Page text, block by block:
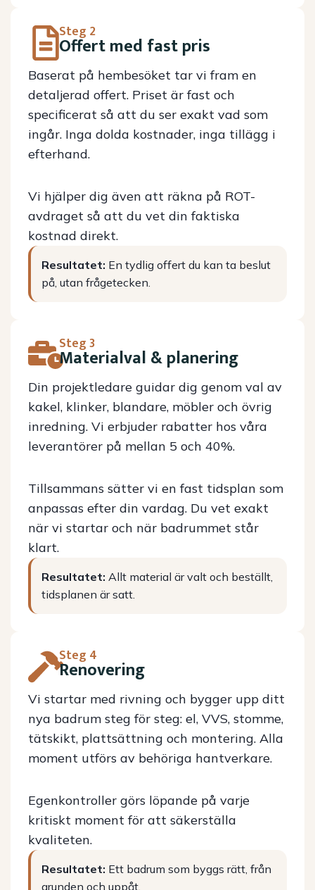
Steg 2
Offert med fast pris
Baserat på hembesöket tar vi fram en
detaljerad offert. Priset är fast och
specificerat så att du ser exakt vad som
ingår. Inga dolda kostnader, inga tillägg i
efterhand.
Vi hjälper dig även att räkna på ROT-
avdraget så att du vet din faktiska
kostnad direkt.
Resultatet: En tydlig offert du kan ta beslut
på, utan frågetecken.
Steg 3
Materialval & planering
Din projektledare guidar dig genom val av
kakel, klinker, blandare, möbler och övrig
inredning. Vi erbjuder rabatter hos våra
leverantörer på mellan 5 och 40%.
Tillsammans sätter vi en fast tidsplan som
anpassas efter din vardag. Du vet exakt
när vi startar och när badrummet står
klart.
Resultatet: Allt material är valt och beställt,
tidsplanen är satt.
Steg 4
Renovering
Vi startar med rivning och bygger upp ditt
nya badrum steg för steg: el, VVS, stomme,
tätskikt, plattsättning och montering. Alla
moment utförs av behöriga hantverkare.
Egenkontroller görs löpande på varje
kritiskt moment för att säkerställa
kvaliteten.
Resultatet: Ett badrum som byggs rätt, från
grunden och uppåt.